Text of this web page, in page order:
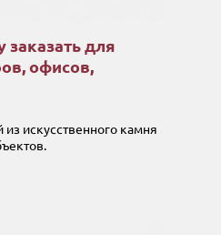
заказать для
офисов,
искусственного камня